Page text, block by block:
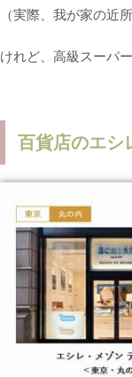
（実際、我が家の近
けれど、高級スーパ
百貨店のエシ